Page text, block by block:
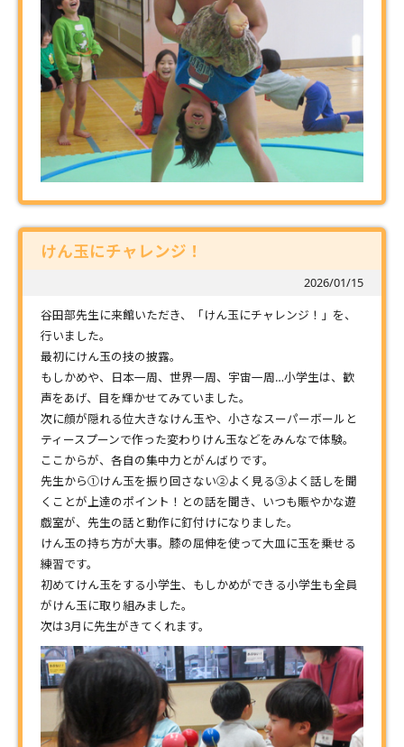
けん玉にチャレンジ！
2026/01/15
谷田部先生に来館いただき、「けん玉にチャレンジ！」を、
行いました。
最初にけん玉の技の披露。
もしかめや、日本一周、世界一周、宇宙一周…小学生は、歓
声をあげ、目を輝かせてみていました。
次に顔が隠れる位大きなけん玉や、小さなスーパーボールと
ティースプーンで作った変わりけん玉などをみんなで体験。
ここからが、各自の集中力とがんばりです。
先生から①けん玉を振り回さない②よく見る③よく話しを聞
くことが上達のポイント！との話を聞き、いつも賑やかな遊
戯室が、先生の話と動作に釘付けになりました。
けん玉の持ち方が大事。膝の屈伸を使って大皿に玉を乗せる
練習です。
初めてけん玉をする小学生、もしかめができる小学生も全員
がけん玉に取り組みました。
次は3月に先生がきてくれます。